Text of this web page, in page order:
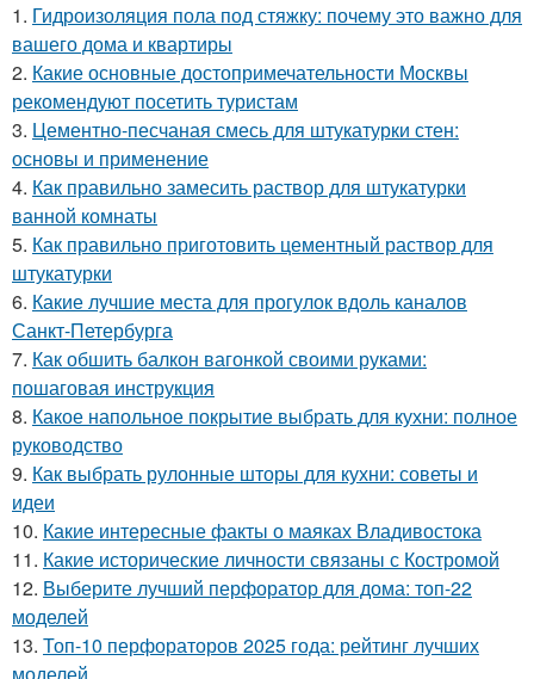
1. Гидроизоляция пола под стяжку: почему это важно для
вашего дома и квартиры
2. Какие основные достопримечательности Москвы
рекомендуют посетить туристам
3. Цементно-песчаная смесь для штукатурки стен:
основы и применение
4. Как правильно замесить раствор для штукатурки
ванной комнаты
5. Как правильно приготовить цементный раствор для
штукатурки
6. Какие лучшие места для прогулок вдоль каналов
Санкт-Петербурга
7. Как обшить балкон вагонкой своими руками:
пошаговая инструкция
8. Какое напольное покрытие выбрать для кухни: полное
руководство
9. Как выбрать рулонные шторы для кухни: советы и
идеи
10. Какие интересные факты о маяках Владивостока
11. Какие исторические личности связаны с Костромой
12. Выберите лучший перфоратор для дома: топ-22
моделей
13. Топ-10 перфораторов 2025 года: рейтинг лучших